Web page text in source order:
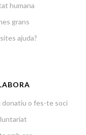
humana
grans
ajuda?
donatiu o fes-te soci